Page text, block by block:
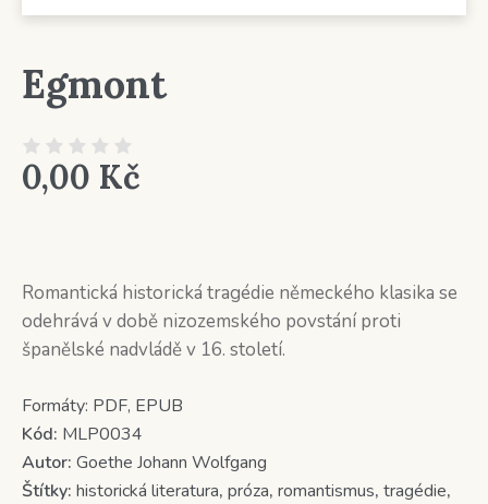
Egmont
0,00 Kč
Romantická historická tragédie německého klasika se
odehrává v době nizozemského povstání proti
španělské nadvládě v 16. století.
Formáty: PDF, EPUB
Kód: MLP0034
Autor: Goethe Johann Wolfgang
Štítky: historická literatura, próza, romantismus, tragédie,